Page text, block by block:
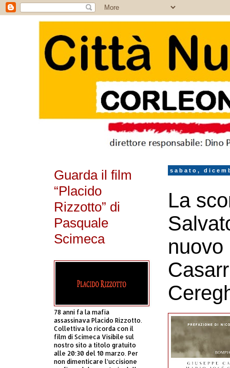
sabato,
La
nuovo
Guarda il film
“Placido
Rizzotto” di
Pasquale
Scimeca
78 anni fa la mafia
assassinava Placido Rizzotto.
Collettiva lo ricorda con il
film di Scimeca Visibile sul
nostro sito a titolo gratuito
alle 20:30 del 10 marzo. Per
non dimenticare l’uccisione